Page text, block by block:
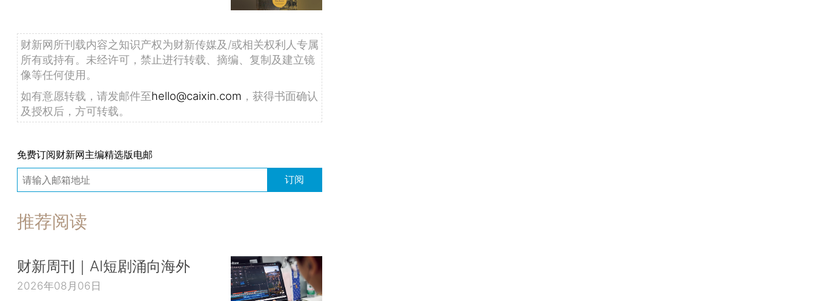
财新网所刊载内容之知识产权为财新传媒及/或相关权利人专属
所有或持有。未经许可，禁止进行转载、摘编、复制及建立镜
像等任何使用。
如有意愿转载，请发邮件至hello@caixin.com ，获得书面确认
及授权后，方可转载。
免费订阅财新网主编精选版电邮
订阅
推荐阅读
财新周刊｜AI短剧涌向海外
2026年08月06日